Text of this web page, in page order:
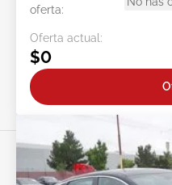
oferta:
Oferta actual:
$0